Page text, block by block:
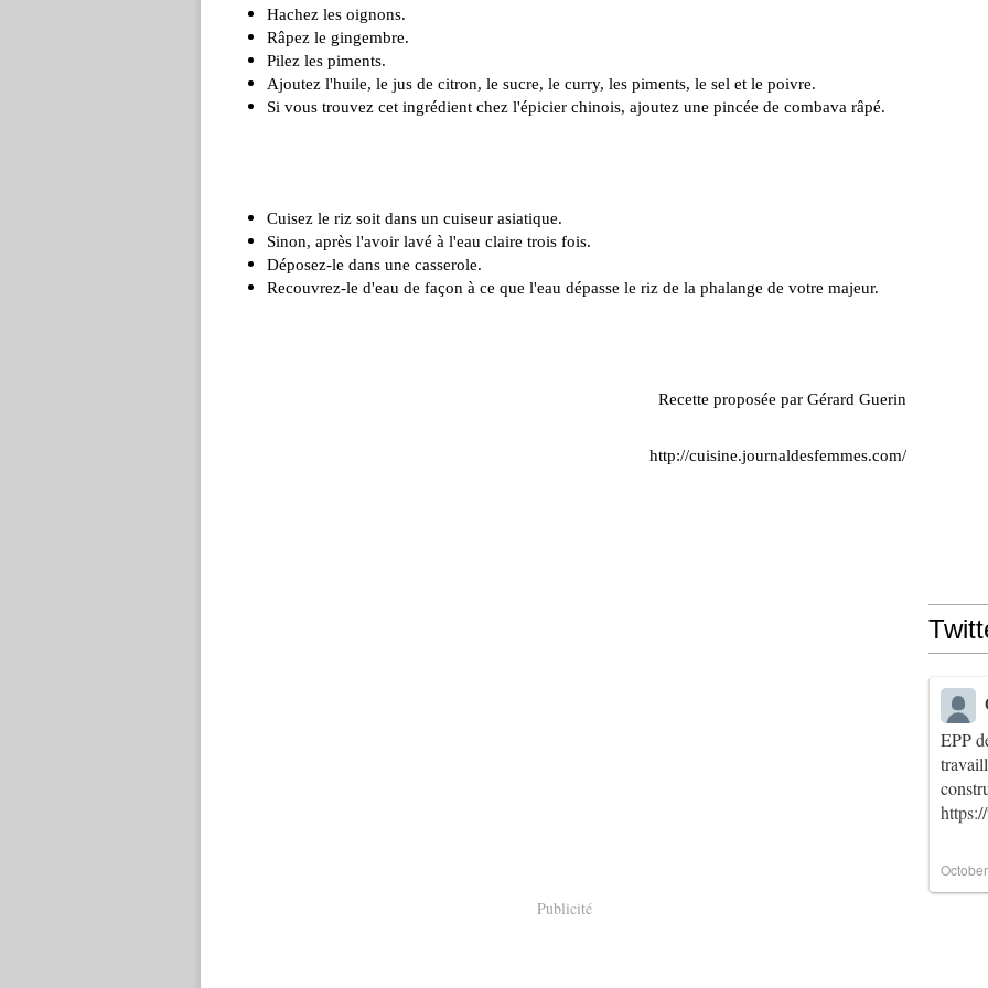
Hachez les oignons.
Râpez le gingembre.
Pilez les piments.
Ajoutez l'huile, le jus de citron, le sucre, le curry, les piments, le sel et le poivre.
Si vous trouvez cet ingrédient chez l'épicier chinois, ajoutez une pincée de combava râpé.
Cuisez le riz soit dans un cuiseur asiatique.
Sinon, après l'avoir lavé à l'eau claire trois fois.
Déposez-le dans une casserole.
Recouvrez-le d'eau de façon à ce que l'eau dépasse le riz de la phalange de votre majeur.
Recette proposée par Gérard Guerin
http://cuisine.journaldesfemmes.com/
Publicité
EPP